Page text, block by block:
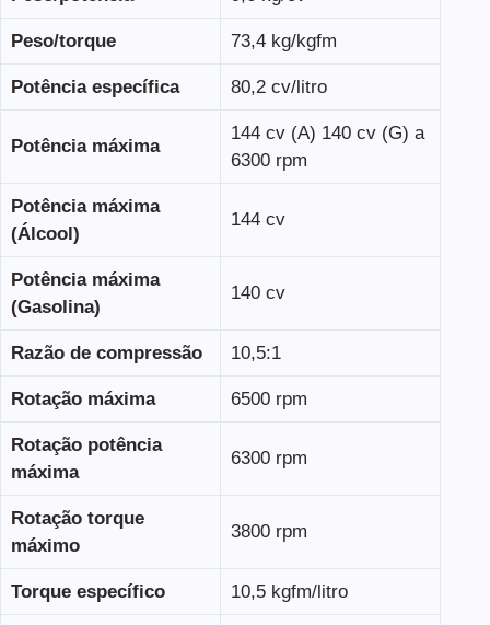
Peso/torque 73,4 kg/kgfm
Potência específica 80,2 cv/litro
Potência máxima
144 cv (A) 140 cv (G) a
6300 rpm
Potência máxima
(Álcool)
144 cv
Potência máxima
(Gasolina)
140 cv
Razão de compressão 10,5:1
Rotação máxima 6500 rpm
Rotação potência
máxima
6300 rpm
Rotação torque
máximo
3800 rpm
Torque específico 10,5 kgfm/litro